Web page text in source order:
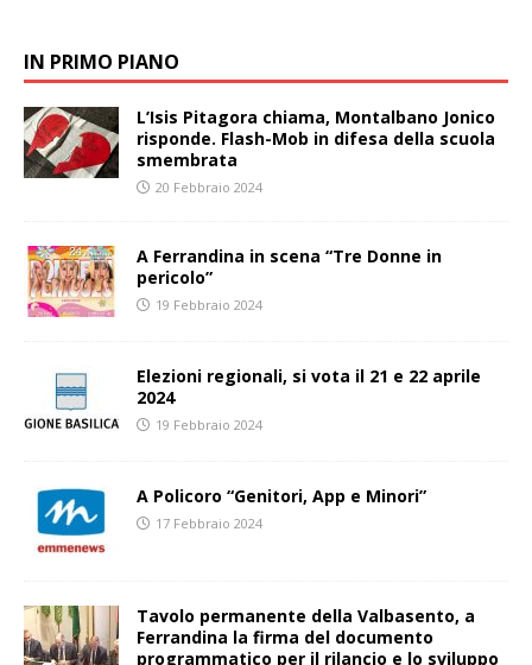
IN PRIMO PIANO
L’Isis Pitagora chiama, Montalbano Jonico
risponde. Flash-Mob in difesa della scuola
smembrata
20 Febbraio 2024
A Ferrandina in scena “Tre Donne in
pericolo”
19 Febbraio 2024
Elezioni regionali, si vota il 21 e 22 aprile
2024
19 Febbraio 2024
A Policoro “Genitori, App e Minori”
17 Febbraio 2024
Tavolo permanente della Valbasento, a
Ferrandina la firma del documento
programmatico per il rilancio e lo sviluppo